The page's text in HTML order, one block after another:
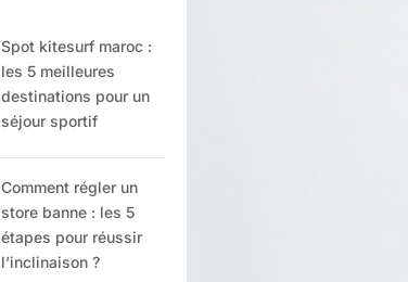
Spot kitesurf maroc :
les 5 meilleures
destinations pour un
séjour sportif
Comment régler un
store banne : les 5
étapes pour réussir
l’inclinaison ?